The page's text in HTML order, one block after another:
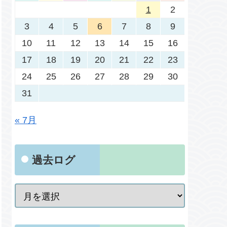
1
2
3
4 5 6 7 8
9
10
11 12 13 14 15
16
17
18 19 20 21 22
23
24
25 26 27 28 29
30
31
« 7月
過去ログ